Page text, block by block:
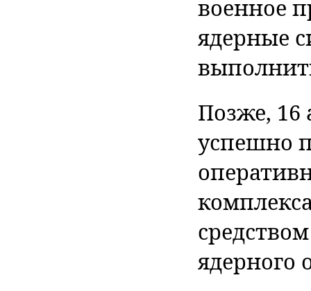
военное
ядерные
Позже, 16
успешно
ядерного